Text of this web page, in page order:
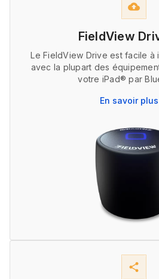
backup
FieldView
Le FieldView Drive est facile à
avec la plupart des
votre iPad® par
En savoir plus
share